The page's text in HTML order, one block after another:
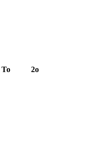
Το 2ο